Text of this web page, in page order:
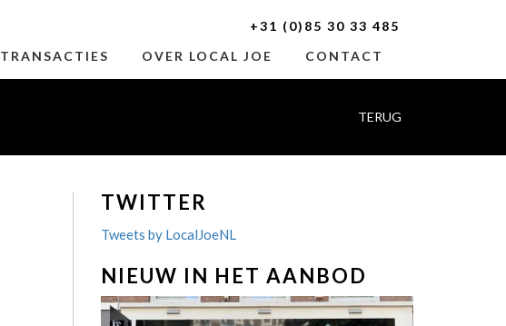
+31 (0)85 30 33 485
TRANSACTIES OVER LOCAL JOE CONTACT
TERUG
TWITTER
Tweets by LocalJoeNL
NIEUW IN HET AANBOD